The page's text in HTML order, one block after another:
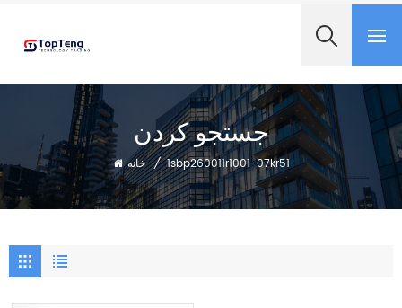
جستجو کردن
خانه / 1sbp260011r1001-07kr51